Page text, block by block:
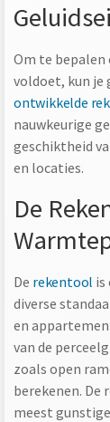
Om te bepalen
voldoet, kun je
ontwikkelde
nauwkeurige
geschiktheid
en locaties.
De
De rekentool is
diverse
en
van de
zoals open
berekenen. De
meest